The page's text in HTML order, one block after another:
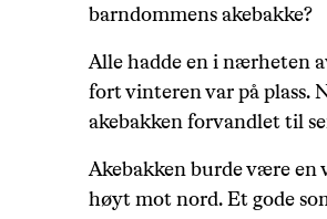
barndommens akebakke?
Alle hadde en i nærheten
fort vinteren var på plass.
akebakken forvandlet til
Akebakken burde være
høyt mot nord. Et gode